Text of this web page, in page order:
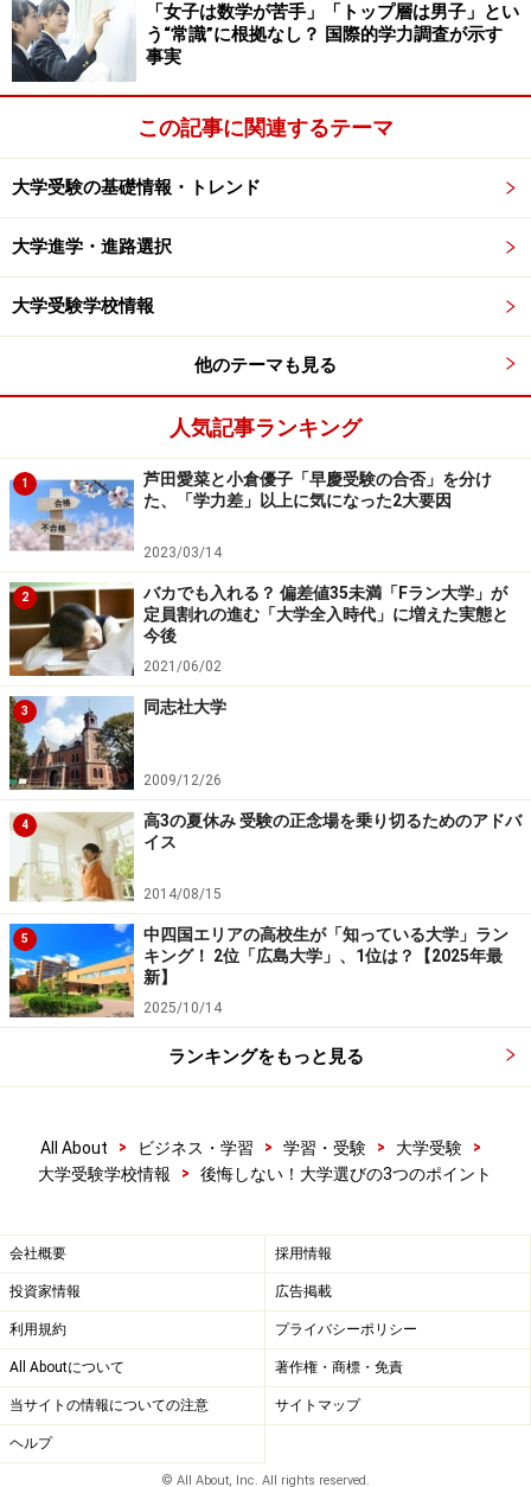
「女子は数学が苦手」「トップ層は男子」とい
う“常識”に根拠なし？ 国際的学力調査が示す
事実
この記事に関連するテーマ
大学受験の基礎情報・トレンド
大学進学・進路選択
大学受験学校情報
他のテーマも見る
人気記事ランキング
1
芦田愛菜と小倉優子「早慶受験の合否」を分け
た、「学力差」以上に気になった2大要因
2023/03/14
2
バカでも入れる？ 偏差値35未満「Fラン大学」が
定員割れの進む「大学全入時代」に増えた実態と
今後
2021/06/02
3 同志社大学
2009/12/26
4
高3の夏休み 受験の正念場を乗り切るためのアドバ
イス
2014/08/15
5
中四国エリアの高校生が「知っている大学」ラン
キング！ 2位「広島大学」、1位は？【2025年最
新】
2025/10/14
ランキングをもっと見る
All About > ビジネス・学習 > 学習・受験 > 大学受験
>
大学受験学校情報
> 後悔しない！大学選びの3つのポイント
会社概要 採用情報
投資家情報 広告掲載
利用規約 プライバシーポリシー
All Aboutについて 著作権・商標・免責
当サイトの情報についての注意 サイトマップ
ヘルプ
© All About, Inc. All rights reserved.